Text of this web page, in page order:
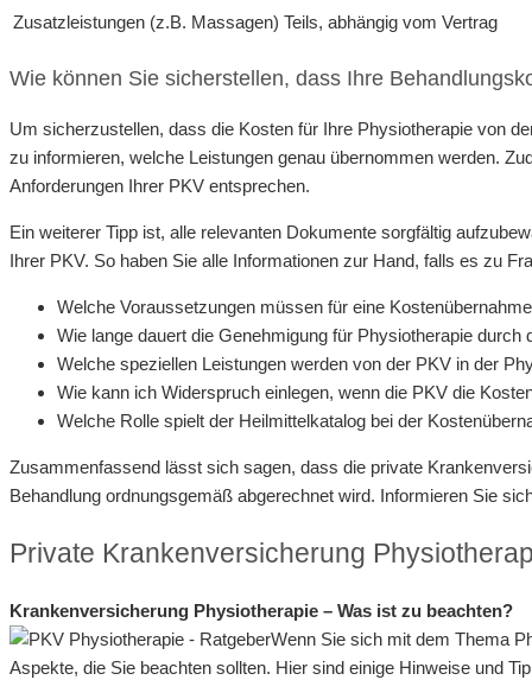
Zusatzleistungen (z.B. Massagen) Teils, abhängig vom Vertrag
Wie können Sie sicherstellen, dass Ihre
Um sicherzustellen, dass die Kosten für Ihre Physiotherapie von
zu informieren, welche Leistungen genau übernommen werden.
Anforderungen Ihrer PKV entsprechen.
Ein weiterer Tipp ist, alle relevanten Dokumente sorgfältig
Ihrer PKV. So haben Sie alle Informationen zur Hand, falls es zu
Welche Voraussetzungen müssen für eine
Wie lange dauert die Genehmigung für Physiotherapie durch
Welche speziellen Leistungen werden von der PKV in der
Wie kann ich Widerspruch einlegen, wenn die PKV die
Welche Rolle spielt der Heilmittelkatalog bei der
Zusammenfassend lässt sich sagen, dass die private
Behandlung ordnungsgemäß abgerechnet wird. Informieren Sie
Private Krankenversicherung
Krankenversicherung Physiotherapie – Was ist zu beachten?
Wenn Sie sich mit dem Thema
Aspekte, die Sie beachten sollten. Hier sind einige Hinweise und